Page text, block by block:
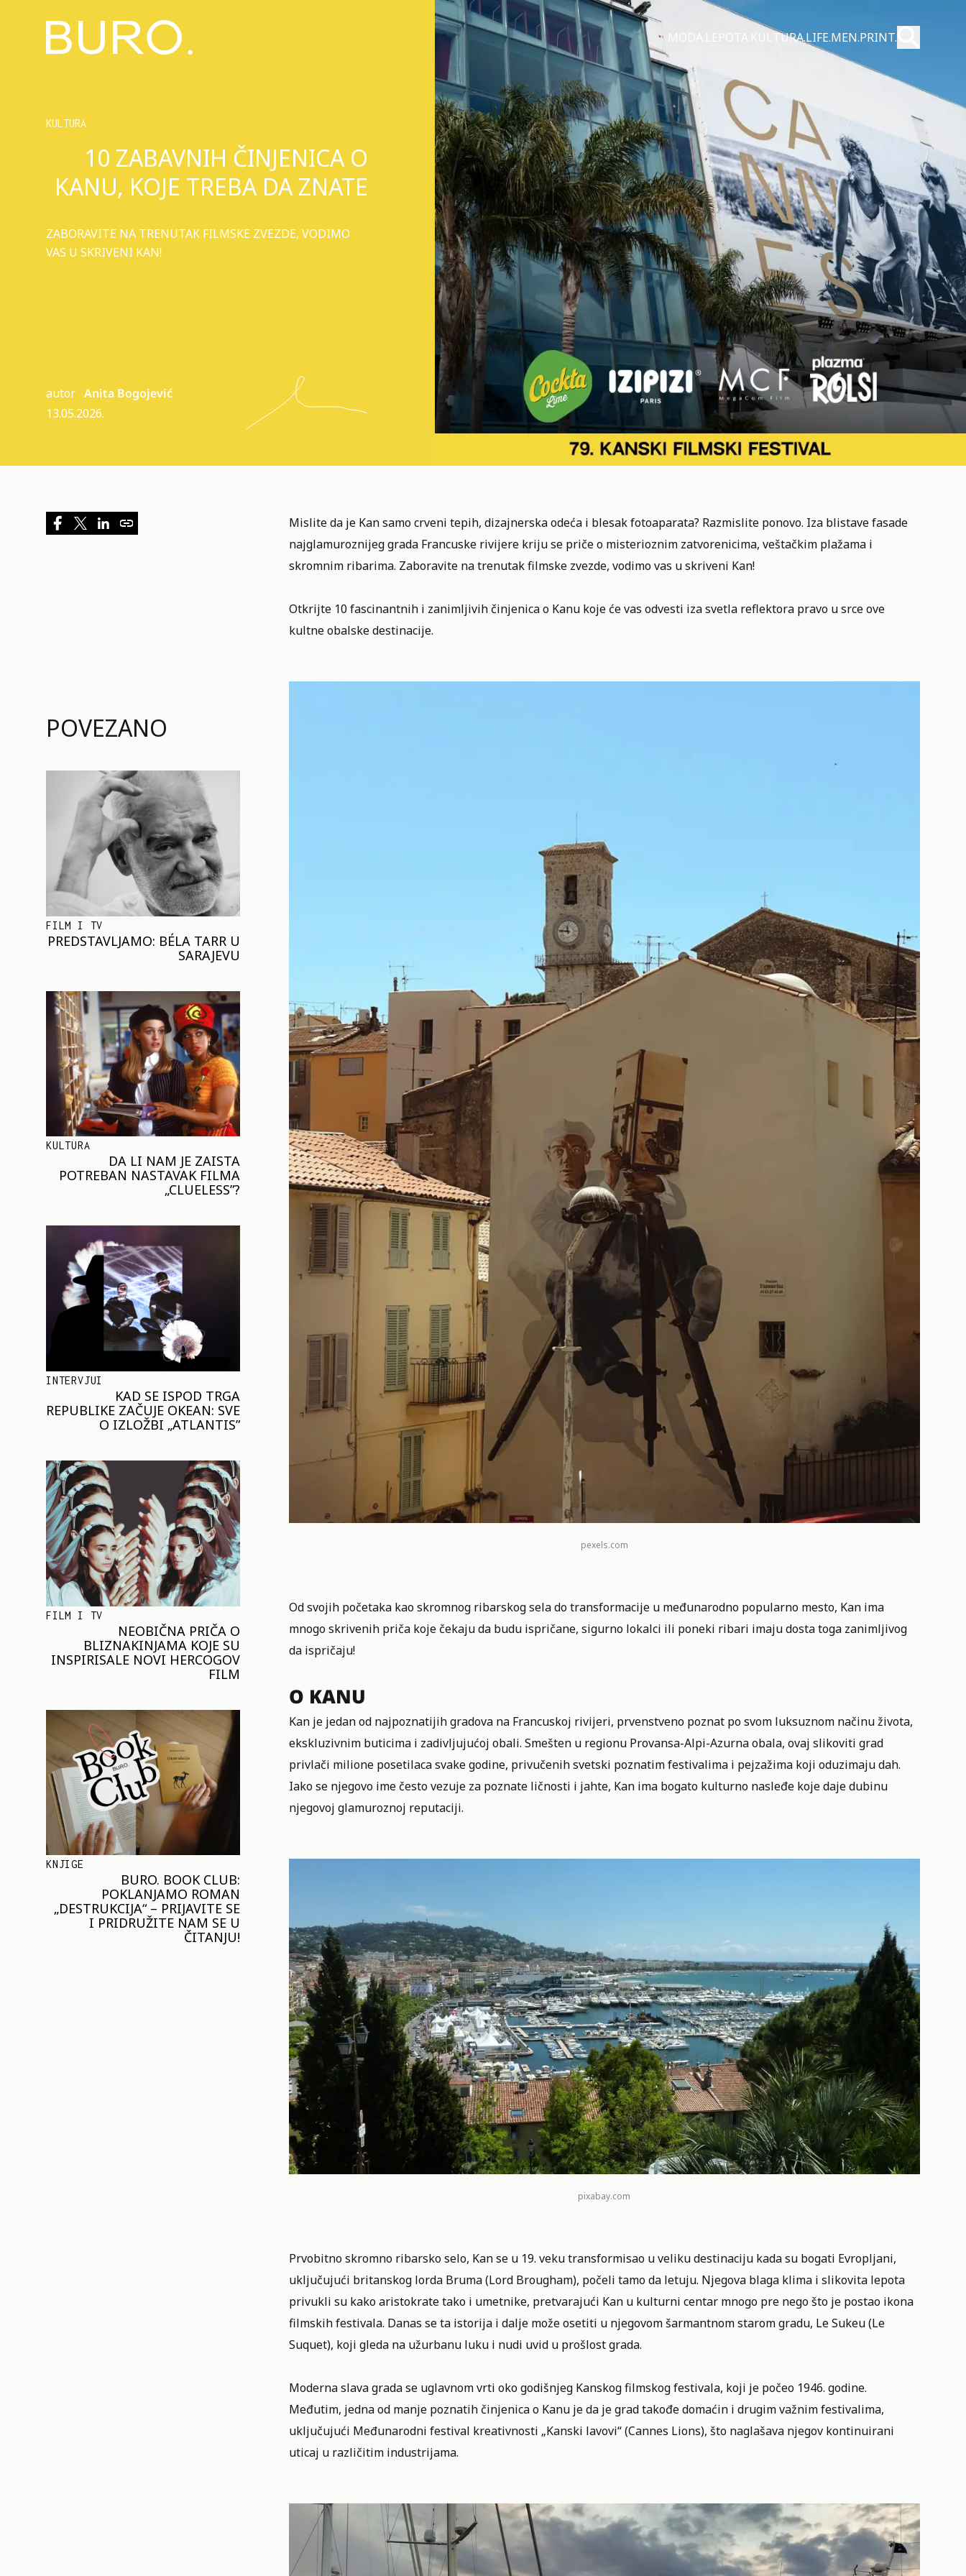
MODA.LEPOTA.KULTURA.LIFE.MEN.PRINT. Pretraži
KULTURA
10 ZABAVNIH ČINJENICA O
KANU, KOJE TREBA DA ZNATE
ZABORAVITE NA TRENUTAK FILMSKE ZVEZDE, VODIMO
VAS U SKRIVENI KAN!
autor Anita Bogojević
13.05.2026.
POVEZANO
FILM I TV
PREDSTAVLJAMO: BÉLA TARR U
SARAJEVU
KULTURA
DA LI NAM JE ZAISTA
POTREBAN NASTAVAK FILMA
„CLUELESS”?
INTERVJUI
KAD SE ISPOD TRGA
REPUBLIKE ZAČUJE OKEAN: SVE
O IZLOŽBI „ATLANTIS”
FILM I TV
NEOBIČNA PRIČA O
BLIZNAKINJAMA KOJE SU
INSPIRISALE NOVI HERCOGOV
FILM
KNJIGE
BURO. BOOK CLUB:
POKLANJAMO ROMAN
„DESTRUKCIJA“ – PRIJAVITE SE
I PRIDRUŽITE NAM SE U
ČITANJU!
Mislite da je Kan samo crveni tepih, dizajnerska odeća i blesak fotoaparata? Razmislite ponovo. Iza blistave fasade
najglamuroznijeg grada Francuske rivijere kriju se priče o misterioznim zatvorenicima, veštačkim plažama i
skromnim ribarima. Zaboravite na trenutak filmske zvezde, vodimo vas u skriveni Kan!
Otkrijte 10 fascinantnih i zanimljivih činjenica o Kanu koje će vas odvesti iza svetla reflektora pravo u srce ove
kultne obalske destinacije.
pexels.com
Od svojih početaka kao skromnog ribarskog sela do transformacije u međunarodno popularno mesto, Kan ima
mnogo skrivenih priča koje čekaju da budu ispričane, sigurno lokalci ili poneki ribari imaju dosta toga zanimljivog
da ispričaju!
O KANU
Kan je jedan od najpoznatijih gradova na Francuskoj rivijeri, prvenstveno poznat po svom luksuznom načinu života,
ekskluzivnim buticima i zadivljujućoj obali. Smešten u regionu Provansa-Alpi-Azurna obala, ovaj slikoviti grad
privlači milione posetilaca svake godine, privučenih svetski poznatim festivalima i pejzažima koji oduzimaju dah.
Iako se njegovo ime često vezuje za poznate ličnosti i jahte, Kan ima bogato kulturno nasleđe koje daje dubinu
njegovoj glamuroznoj reputaciji.
pixabay.com
Prvobitno skromno ribarsko selo, Kan se u 19. veku transformisao u veliku destinaciju kada su bogati Evropljani,
uključujući britanskog lorda Bruma (Lord Brougham), počeli tamo da letuju. Njegova blaga klima i slikovita lepota
privukli su kako aristokrate tako i umetnike, pretvarajući Kan u kulturni centar mnogo pre nego što je postao ikona
filmskih festivala. Danas se ta istorija i dalje može osetiti u njegovom šarmantnom starom gradu, Le Sukeu (Le
Suquet), koji gleda na užurbanu luku i nudi uvid u prošlost grada.
Moderna slava grada se uglavnom vrti oko godišnjeg Kanskog filmskog festivala, koji je počeo 1946. godine.
Međutim, jedna od manje poznatih činjenica o Kanu je da je grad takođe domaćin i drugim važnim festivalima,
uključujući Međunarodni festival kreativnosti „Kanski lavovi“ (Cannes Lions), što naglašava njegov kontinuirani
uticaj u različitim industrijama.